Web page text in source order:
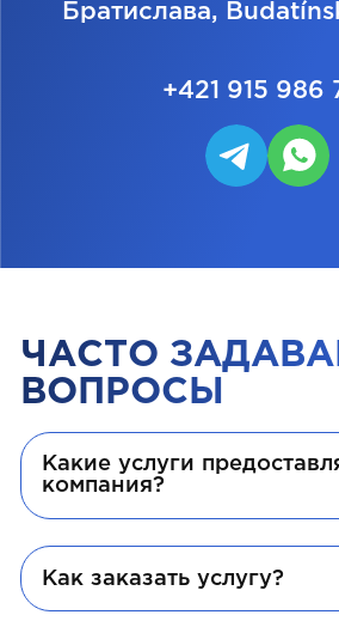
Братислава,
+421 915 986
ЧАСТО
ВОПРОСЫ
Какие услуги
компания?
Как заказать услугу?